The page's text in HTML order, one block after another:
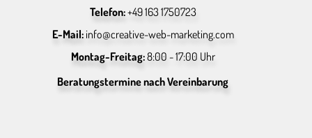
Telefon:+49 163 1750723
E-Mail: info@creative-web-marketing.com
Montag-Freitag:8:00 - 17:00 Uhr
Beratungstermine nach Vereinbarung